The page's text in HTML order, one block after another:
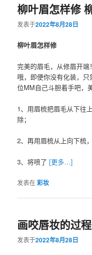
柳叶眉怎样修
发表于2022年8月28日
柳叶眉怎样修
完美的眉毛，从修眉开
哦，即便你没有化装，
位MM自己斗胆着手吧，
1、用眉梳把眉毛从下往
除；
2、再用眉梳从上向下梳
3、将喷了[更多…]
发表在彩妆
画咬唇妆的过程
发表于2022年8月28日